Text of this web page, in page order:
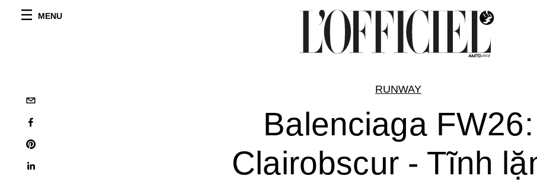
MENU
RUNWAY
Balenciaga FW26:
Clairobscur - Tĩnh